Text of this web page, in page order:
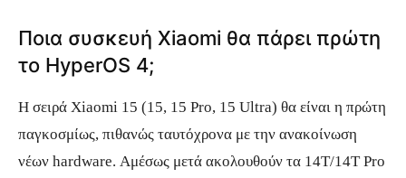
Ποια συσκευή Xiaomi θα πάρει πρώτη
το HyperOS 4;
Η σειρά Xiaomi 15 (15, 15 Pro, 15 Ultra) θα είναι η πρώτη
παγκοσμίως, πιθανώς ταυτόχρονα με την ανακοίνωση
νέων hardware. Αμέσως μετά ακολουθούν τα 14T/14T Pro